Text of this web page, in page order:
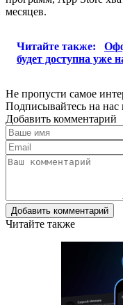
месяцев.
Читайте также:
будет доступна уже
Не пропусти самое
Подписывайтесь на нас
Добавить комментарий
Добавить комментарий
Читайте также